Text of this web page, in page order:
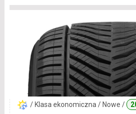
/ Klasa ekonomiczna / Nowe /